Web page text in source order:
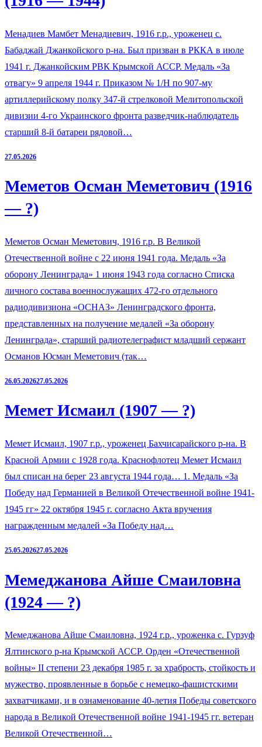
Менадиев Мамбет Менадиевич, 1916 г.р., уроженец с.
Бабаджай Джанкойского р-на. Был призван в РККА в июле
1941 г. Джанкойским РВК Крымской АССР. Медаль «За
отвагу» 9 апреля 1944 г. Приказом № 1/Н по 907-му
артиллерийскому полку 347-й стрелковой Мелитопольской
дивизии 4-го Украинского фронта разведчик-наблюдатель
старший 8-й батареи рядовой…
27.05.2026
Меметов Осман Меметович (1916
— ?)
Меметов Осман Меметович, 1916 г.р. В Великой
Отечественной войне с 22 июня 1941 года. Медаль «За
оборону Ленинграда» 1 июня 1943 года согласно Списка
личного состава военнослужащих 472-го отдельного
радиодивизиона «ОСНАЗ» Ленинградского фронта,
представленных на получение медалей «За оборону
Ленинграда», старший радиотелеграфист младший сержант
Османов Юсман Меметович (так…
26.05.202627.05.2026
Мемет Исмаил (1907 — ?)
Мемет Исмаил, 1907 г.р., уроженец Бахчисарайского р-на. В
Красной Армии с 1928 года. Краснофлотец Мемет Исмаил
был списан на берег 23 августа 1944 года… 1. Медаль «За
Победу над Германией в Великой Отечественной войне 1941-
1945 гг» 22 октября 1945 г. согласно Акта вручения
награжденным медалей «За Победу над…
25.05.202627.05.2026
Мемеджанова Айше Смаиловна
(1924 — ?)
Мемеджанова Айше Смаиловна, 1924 г.р., уроженка с. Гурзуф
Ялтинского р-на Крымской АССР. Орден «Отечественной
войны» II степени 23 декабря 1985 г. за храбрость, стойкость и
мужество, проявленные в борьбе с немецко-фашистскими
захватчиками, и в ознаменование 40-летия Победы советского
народа в Великой Отечественной войне 1941-1945 гг. ветеран
Великой Отечественной…